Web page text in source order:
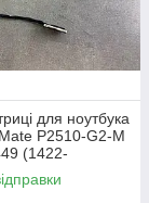
для ноутбука
P2510-G2-M
(1422-